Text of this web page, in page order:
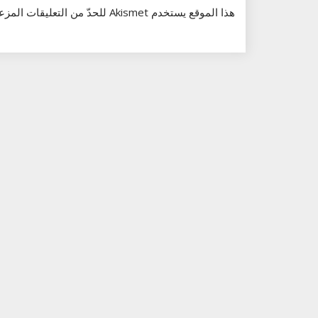
هذا الموقع يستخدم Akismet للحدّ من التعليقات المزعجة والغير مرغوبة.